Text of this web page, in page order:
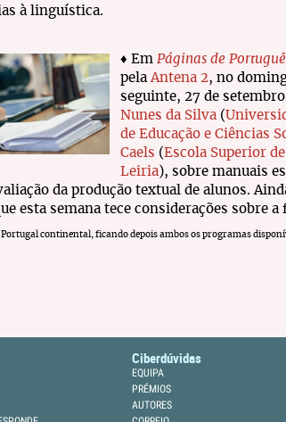
à linguística.
♦ Em Páginas de
pelaAntena 2, no
seguinte, 27 de
Nunes da Silva (
de Educação e Ciências
Caels (Escola Superior
Leiria), sobre manuais
da produção textual de alunos.
esta semana tece considerações sobre a
continental, ficando depois ambos os programas
Ciberdúvidas
EQUIPA
PRÉMIOS
AUTORES